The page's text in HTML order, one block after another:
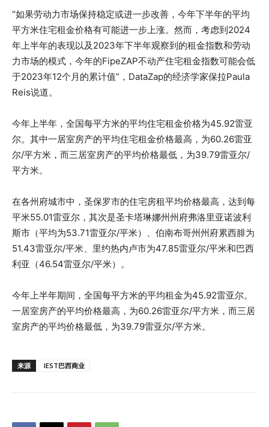
“如果劳动力市场保持稳定或进一步改善，今年下半年的平均
平方米住宅租金价格有可能进一步上涨。然而，考虑到2024
年上半年的表现以及2023年下半年观察到的租金指数和劳动
力市场的模式，今年的FipeZAP不动产住宅租金指数可能会低
于2023年12个月的累计值”，DataZap的经济学家保拉Paula
Reis说道。
今年上半年，全国每平方米的平均住宅租金价格为45.92雷亚
尔。其中一居室房产的平均住宅租金价格最高，为60.26雷亚
尔/平方米，而三居室房产的平均价格最低，为39.79雷亚尔/
平方米。
在各州府城市中，圣保罗市的住宅房租平均价格最高，达到每
平米55.01雷亚尔，其次是圣卡塔琳娜州州府弗洛里亚诺波利
斯市（平均为53.71雷亚尔/平米）、伯南布哥州州府累西腓为
51.43雷亚尔/平米、里约热内卢市为47.85雷亚尔/平米和巴西
利亚（46.54雷亚尔/平米）。
今年上半年期间，全国每平方米的平均租金为45.92雷亚尔。
一居室房产的平均价格最高，为60.26雷亚尔/平方米，而三居
室房产的平均价格最低，为39.79雷亚尔/平方米。
来源 IEST巴西商业